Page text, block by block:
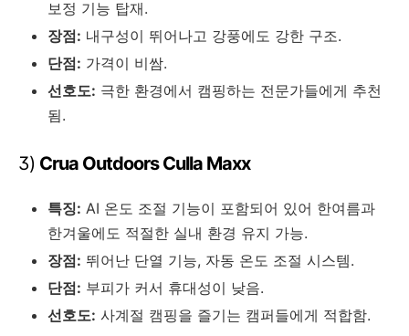
보정 기능 탑재.
장점: 내구성이 뛰어나고 강풍에도 강한 구조.
단점: 가격이 비쌈.
선호도: 극한 환경에서 캠핑하는 전문가들에게 추천
됨.
3) Crua Outdoors Culla Maxx
특징: AI 온도 조절 기능이 포함되어 있어 한여름과
한겨울에도 적절한 실내 환경 유지 가능.
장점: 뛰어난 단열 기능, 자동 온도 조절 시스템.
단점: 부피가 커서 휴대성이 낮음.
선호도: 사계절 캠핑을 즐기는 캠퍼들에게 적합함.